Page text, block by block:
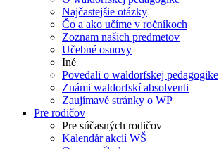
Najčastejšie otázky
Čo a ako učíme v ročníkoch
Zoznam našich predmetov
Učebné osnovy
Iné
Povedali o waldorfskej pedagogike
Známi waldorfskí absolventi
Zaujímavé stránky o WP
Pre rodičov
Pre súčasných rodičov
Kalendár akcií WŠ